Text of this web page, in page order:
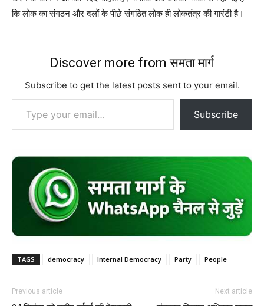
कि लोक का संगठन और दलों के पीछे संगठित लोक ही लोकतंत्र की गारंटी है।
Discover more from समता मार्ग
Subscribe to get the latest posts sent to your email.
Type your email…
Subscribe
TAGS democracy Internal Democracy Party People
Previous article Next article